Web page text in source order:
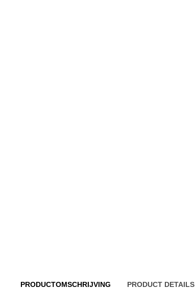
PRODUCTOMSCHRIJVING PRODUCT DETAILS